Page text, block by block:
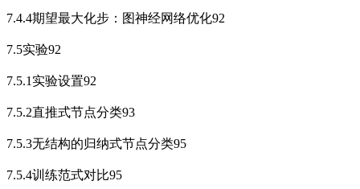
7.4.4期望最大化步：图神经网络优化92
7.5实验92
7.5.1实验设置92
7.5.2直推式节点分类93
7.5.3无结构的归纳式节点分类95
7.5.4训练范式对比95